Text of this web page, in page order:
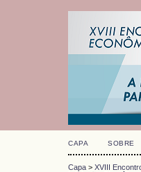
CAPA SOBRE
Capa > XVIII